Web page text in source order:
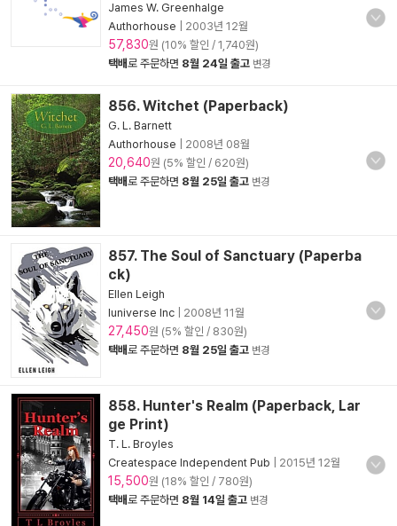
James W. Greenhalge
Authorhouse
2003년 12월
57,830원 (10% 할인 / 1,740원)
택배로 주문하면 8월 24일 출고 변경
856. Witchet (Paperback)
G. L. Barnett
Authorhouse
2008년 08월
20,640원 (5% 할인 / 620원)
택배로 주문하면 8월 25일 출고 변경
857. The Soul of Sanctuary (Paperba
ck)
Ellen Leigh
Iuniverse Inc
2008년 11월
27,450원 (5% 할인 / 830원)
택배로 주문하면 8월 25일 출고 변경
858. Hunter's Realm (Paperback, Lar
ge Print)
T. L. Broyles
Createspace Independent Pub
2015년 12월
15,500원 (18% 할인 / 780원)
택배로 주문하면 8월 14일 출고 변경